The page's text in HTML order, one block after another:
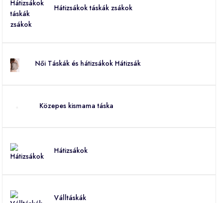
Hátizsákok táskák zsákok
Női Táskák és hátizsákok Hátizsák
Közepes kismama táska
Hátizsákok
Válltáskák